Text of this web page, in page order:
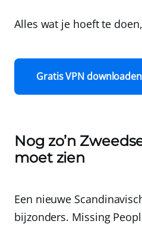
Alles wat je hoeft te
Gratis VPN downloaden
Nog zo’n
moet zien
Een nieuwe
bijzonders. Missing